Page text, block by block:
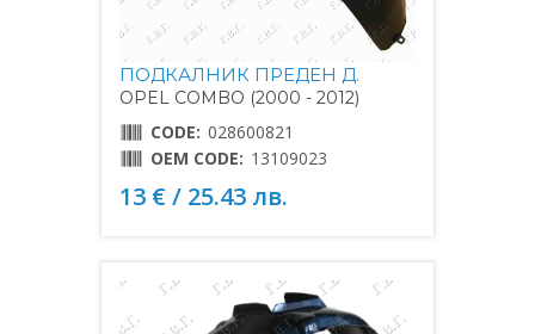
ПОДКАЛНИК ПРЕДЕН Д.
OPEL COMBO (2000 - 2012)
CODE: 028600821
OEM CODE: 13109023
13 € / 25.43 лв.